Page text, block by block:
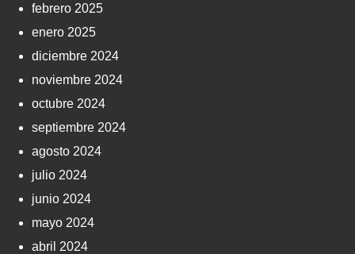
febrero 2025
enero 2025
diciembre 2024
noviembre 2024
octubre 2024
septiembre 2024
agosto 2024
julio 2024
junio 2024
mayo 2024
abril 2024